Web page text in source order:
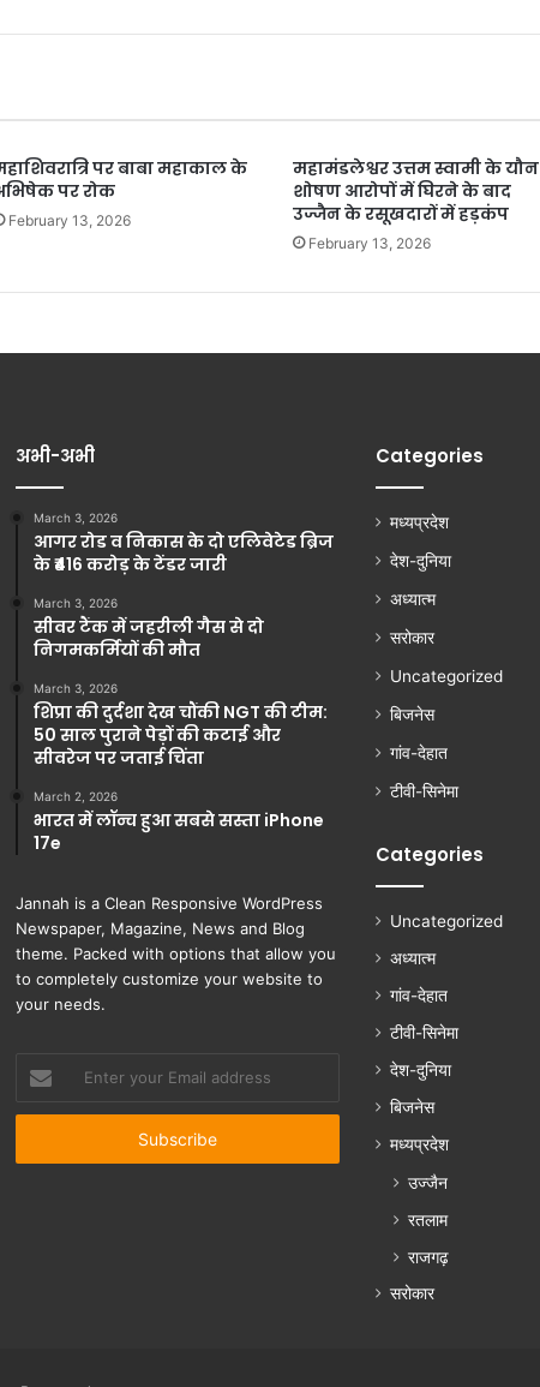
पर बाबा महाकाल के
पर रोक
February 13, 2026
महामंडलेश्वर उत्तम स्वामी के यौन
शोषण आरोपों में घिरने के बाद
उज्जैन के रसूखदारों में हड़कंप
February 13, 2026
अभी-अभी
March 3, 2026
आगर रोड व निकास के दो एलिवेटेड ब्रिज
के ₹416 करोड़ के टेंडर जारी
March 3, 2026
सीवर टैंक में जहरीली गैस से दो
निगमकर्मियों की मौत
March 3, 2026
शिप्रा की दुर्दशा देख चौंकी NGT की टीम:
50 साल पुराने पेड़ों की कटाई और
सीवरेज पर जताई चिंता
March 2, 2026
भारत में लॉन्च हुआ सबसे सस्ता iPhone
17e
Jannah is a Clean Responsive WordPress
Newspaper, Magazine, News and Blog
theme. Packed with options that allow you
to completely customize your website to
your needs.
your
Email
Categories
मध्यप्रदेश
देश-दुनिया
अध्यात्म
सरोकार
Uncategorized
बिजनेस
गांव-देहात
टीवी-सिनेमा
Categories
Uncategorized
अध्यात्म
गांव-देहात
टीवी-सिनेमा
देश-दुनिया
बिजनेस
मध्यप्रदेश
उज्जैन
रतलाम
राजगढ़
सरोकार